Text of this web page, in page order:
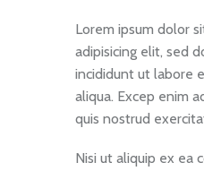
Lorem ipsum dolor
adipisicing elit, sed
incididunt ut labore
aliqua. Excep enim
quis nostrud
Nisi ut aliquip ex ea